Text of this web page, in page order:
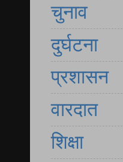
चुनाव
दुर्घटना
प्रशासन
वारदात
शिक्षा